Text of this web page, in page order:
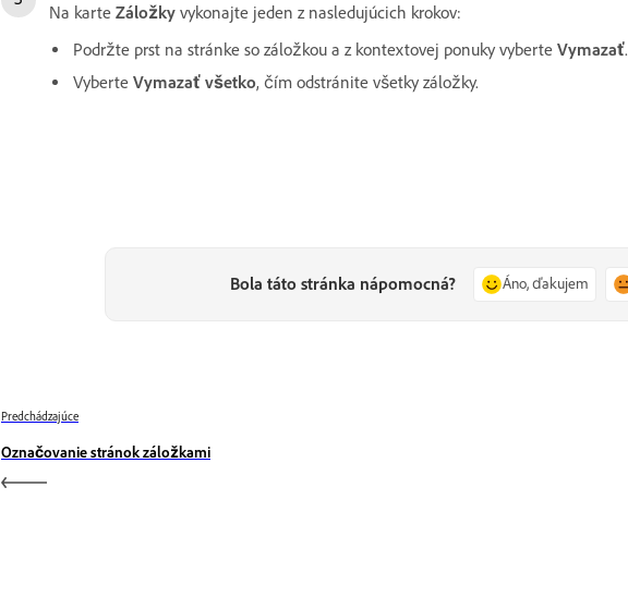
Na karte Záložky vykonajte jeden z nasledujúcich krokov:
Podržte prst na stránke so záložkou a z kontextovej ponuky vyberte Vymazať.
Vyberte Vymazať všetko, čím odstránite všetky záložky.
Bola táto stránka nápomocná? Áno, ďakujem
Predchádzajúce
Označovanie stránok záložkami